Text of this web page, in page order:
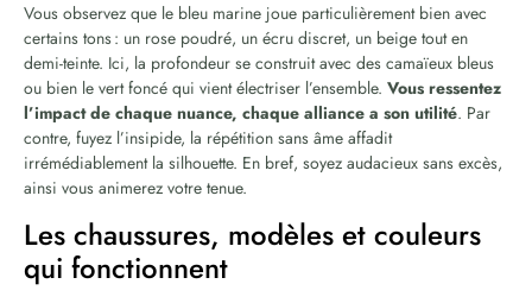
Vous observez que le bleu marine joue particulièrement bien avec
certains tons : un rose poudré, un écru discret, un beige tout en
demi-teinte. Ici, la profondeur se construit avec des camaïeux bleus
ou bien le vert foncé qui vient électriser l’ensemble. Vous ressentez
l’impact de chaque nuance, chaque alliance a son utilité. Par
contre, fuyez l’insipide, la répétition sans âme affadit
irrémédiablement la silhouette. En bref, soyez audacieux sans excès,
ainsi vous animerez votre tenue.
Les chaussures, modèles et couleurs
qui fonctionnent